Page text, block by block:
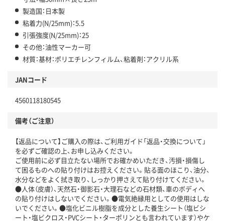
製造国：日本製
粘着力(N/25mm)：5.5
引張強度(N/25mm)：25
その他：油性マーカー可
材質：基材：ポリエチレンフィルム、粘着剤：アクリル系
JANコード
4560118180545
備考（ご注意）
【返品について】ご購入の際は、ご利用ガイド「返品・交換について」
を必ずご確認の上、お申し込みください。
ご使用前に必ず目立たない場所でお確かめいただき、汚損・損傷し
て困るものへの貼り付けはお控えください。貼る面のほこり、油分、
水分などをよく拭き取り、しっかり押さえて貼り付けてください。
●人体（皮膚）、天然石・御影石・大理石などの石材類、車のボディへ
の貼り付けはしないでください。●電気絶縁用としての使用はしな
いでください。●塩化ビニル樹脂を成分とした養生シート（塩ビシ
ート・塩ビクロス・PVCシート・ターポリンとも言われています）やケ